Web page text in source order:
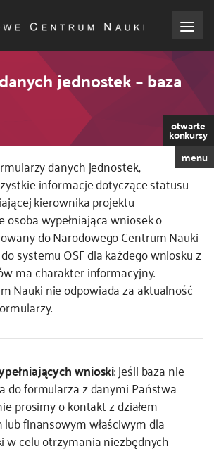
jednostek – baza
otwarte
konkursy
menu
danych jednostek,
informacje dotyczące statusu
kierownika projektu
osoba wypełniająca wniosek o
do Narodowego Centrum Nauki
systemu OSF dla każdego wniosku z
ma charakter informacyjny.
Nauki nie odpowiada za aktualność
wnioski: jeśli baza nie
do formularza z danymi Państwa
prosimy o kontakt z działem
finansowym właściwym dla
w celu otrzymania niezbędnych